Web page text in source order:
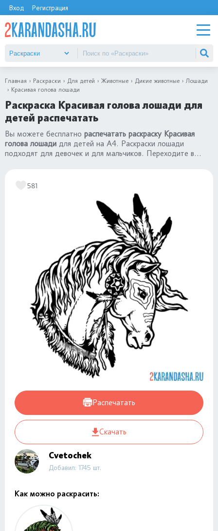
Вход Регистрация
Главная Раскраски Для детей Животные Дикие животные
Лошади
Красивая голова лошади
Раскраска Красивая голова лошади для
детей распечатать
Вы можете бесплатно распечатать раскраску Красивая
голова лошади для детей на А4. Раскраски лошади
подходят для девочек и для мальчиков. Переходите в
581
Распечатать
Скачать
Cvetochek
Добавил: 1745 шт.
Как можно раскрасить: